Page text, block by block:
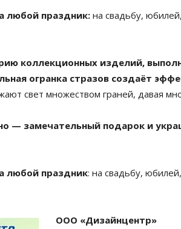
любой праздник: на свадьбу,
коллекционных изделий,
огранка стразов создаёт
свет множеством граней, давая
— замечательный подарок и
любой праздник: на свадьбу,
ООО «Дизайнцентр»